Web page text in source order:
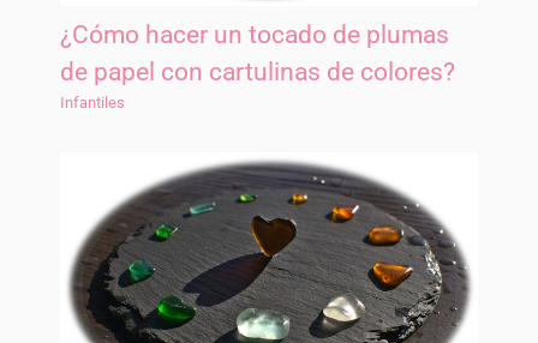
¿Cómo hacer un tocado de plumas
de papel con cartulinas de colores?
Infantiles